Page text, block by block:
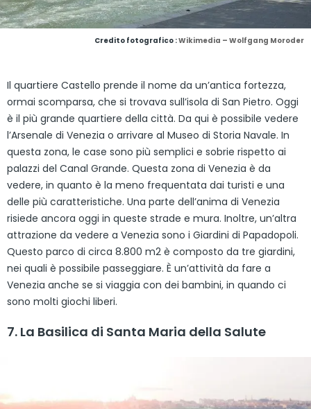
Credito fotografico :Wikimedia – Wolfgang Moroder
Il quartiere Castello prende il nome da un’antica fortezza,
ormai scomparsa, che si trovava sull’isola di San Pietro. Oggi
è il più grande quartiere della città. Da qui è possibile vedere
l’Arsenale di Venezia o arrivare al Museo di Storia Navale. In
questa zona, le case sono più semplici e sobrie rispetto ai
palazzi del Canal Grande. Questa zona di Venezia è da
vedere, in quanto è la meno frequentata dai turisti e una
delle più caratteristiche. Una parte dell’anima di Venezia
risiede ancora oggi in queste strade e mura. Inoltre, un’altra
attrazione da vedere a Venezia sono i Giardini di Papadopoli.
Questo parco di circa 8.800 m2 è composto da tre giardini,
nei quali è possibile passeggiare. È un’attività da fare a
Venezia anche se si viaggia con dei bambini, in quando ci
sono molti giochi liberi.
7. La Basilica di Santa Maria della Salute